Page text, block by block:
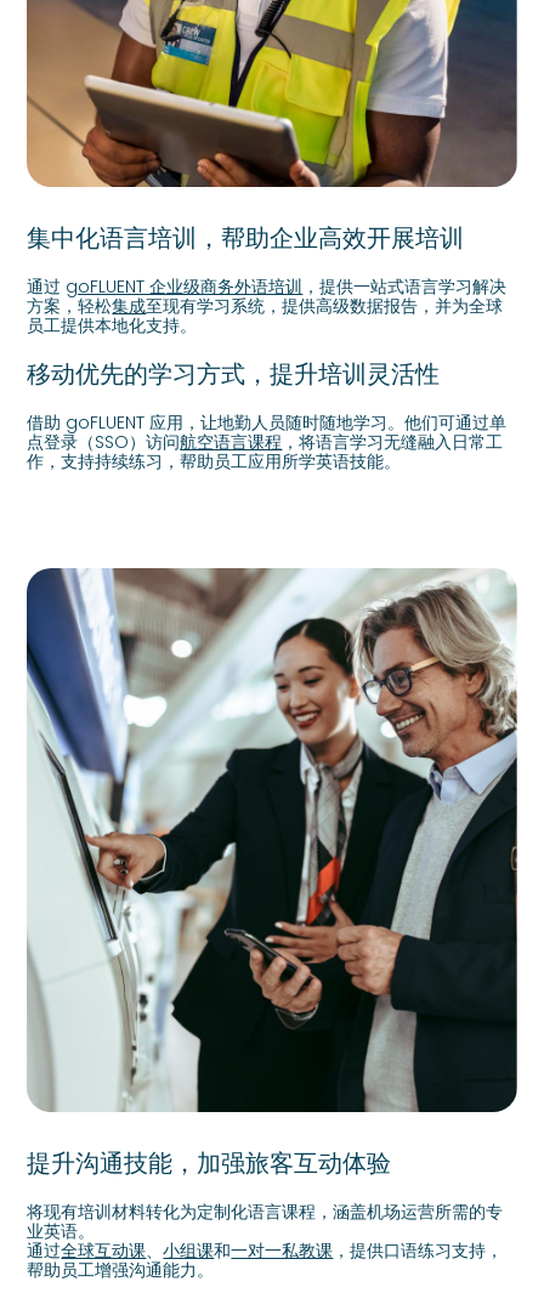
集中化语言培训，帮助企业高效开展培训
通过 goFLUENT 企业级商务外语培训 ，提供一站式语言学习解决
方案，轻松集成至现有学习系统，提供高级数据报告，并为全球
员工提供本地化支持。
移动优先的学习方式，提升培训灵活性
借助 goFLUENT 应用，让地勤人员随时随地学习。他们可通过单
点登录（SSO）访问航空语言课程 ，将语言学习无缝融入日常工
作，支持持续练习，帮助员工应用所学英语技能。
提升沟通技能，加强旅客互动体验
将现有培训材料转化为定制化语言课程，涵盖机场运营所需的专
业英语。
通过全球互动课、小组课和一对一私教课 ，提供口语练习支持，
帮助员工增强沟通能力。